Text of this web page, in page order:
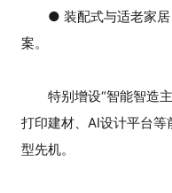
● 装配式与适老家
案。
特别增设“智能智造
打印建材、AI设计平台
型先机。